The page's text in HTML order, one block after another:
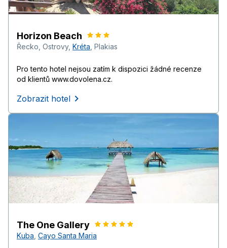
Horizon Beach
Řecko Ostrovy, Kréta Plakias
Pro tento hotel nejsou zatím k dispozici žádné recenze
od klientů www.dovolena.cz.
Zobrazit hotel
The One Gallery
Kuba Cayo Santa Maria